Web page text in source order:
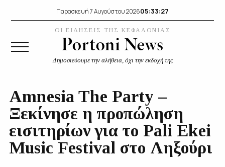
Παρασκευή 7 Αυγούστου 202605:33:28
ΟΙ ΕΙΔΗΣΕΙΣ ΤΗΣ ΚΕΦΑΛΟΝΙΑΣ
Δημοσιεύουμε την αλήθεια, όχι την εκδοχή της
Amnesia The Party –
Ξεκίνησε η προπώληση
εισιτηρίων για το Pali Ekei
Music Festival στο Ληξούρι